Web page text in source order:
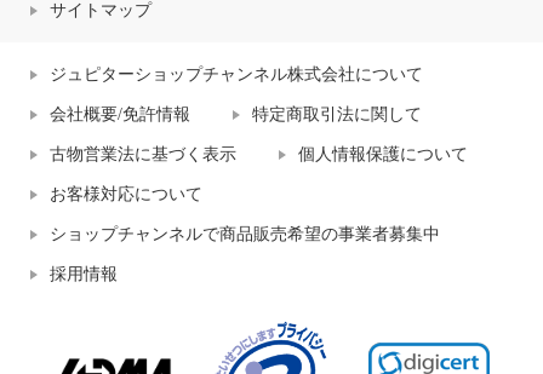
サイトマップ
ジュピターショップチャンネル株式会社について
会社概要/免許情報 特定商取引法に関して
古物営業法に基づく表示 個人情報保護について
お客様対応について
ショップチャンネルで商品販売希望の事業者募集中
採用情報